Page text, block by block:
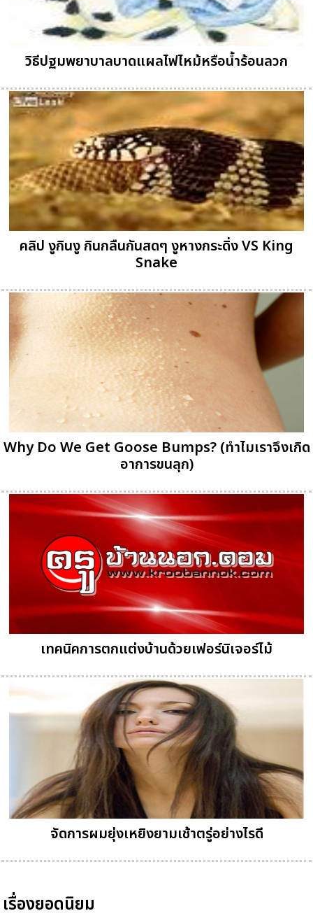
วิธีปฐมพยาบาลบาดแผลไฟไหม้หรือน้ำร้อนลวก
คลิป งูกินงู กินกลืนกันสดๆ งูหางกระดิ่ง VS King
Snake
Why Do We Get Goose Bumps? (ทำไมเราจึงเกิด
อาการขนลุก)
เทคนิคการตกแต่งบ้านด้วยเฟอร์นิเจอร์ไม้
จัดการผมยุ่งเหยิงยามเช้าตรู่อย่างไรดี
เรื่องยอดนิยม